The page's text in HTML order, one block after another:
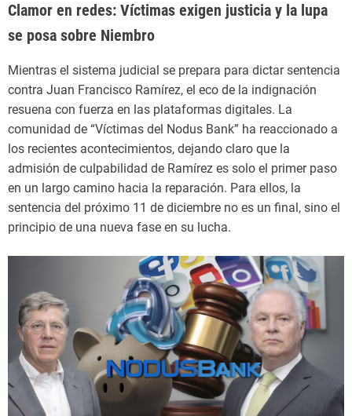
Clamor en redes: Víctimas exigen justicia y la lupa
se posa sobre Niembro
Mientras el sistema judicial se prepara para dictar sentencia
contra Juan Francisco Ramírez, el eco de la indignación
resuena con fuerza en las plataformas digitales. La
comunidad de “Víctimas del Nodus Bank” ha reaccionado a
los recientes acontecimientos, dejando claro que la
admisión de culpabilidad de Ramírez es solo el primer paso
en un largo camino hacia la reparación. Para ellos, la
sentencia del próximo 11 de diciembre no es un final, sino el
principio de una nueva fase en su lucha.